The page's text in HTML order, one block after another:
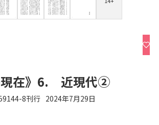
現在》6. 近現代②
8刊行 2024年7月29日